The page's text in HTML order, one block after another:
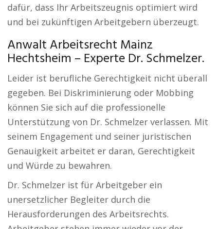
dafür, dass Ihr Arbeitszeugnis optimiert wird
und bei zukünftigen Arbeitgebern überzeugt.
Anwalt Arbeitsrecht Mainz
Hechtsheim – Experte Dr. Schmelzer.
Leider ist berufliche Gerechtigkeit nicht überall
gegeben. Bei Diskriminierung oder Mobbing
können Sie sich auf die professionelle
Unterstützung von Dr. Schmelzer verlassen. Mit
seinem Engagement und seiner juristischen
Genauigkeit arbeitet er daran, Gerechtigkeit
und Würde zu bewahren.
Dr. Schmelzer ist für Arbeitgeber ein
unersetzlicher Begleiter durch die
Herausforderungen des Arbeitsrechts.